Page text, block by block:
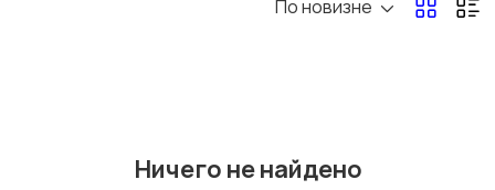
Холодильники и
По новизне
Ничего не найдено